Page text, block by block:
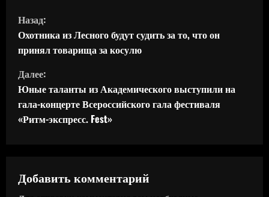
П
р
о
д
о
Назад:
Охотника из Лесного будут судить за то, что он
принял товарища за косулю
Далее:
Юные таланты из Академического выступили на
гала-концерте Всероссийского гала фестиваля
«Ритм-экспресс. Fest»
Добавить комментарий